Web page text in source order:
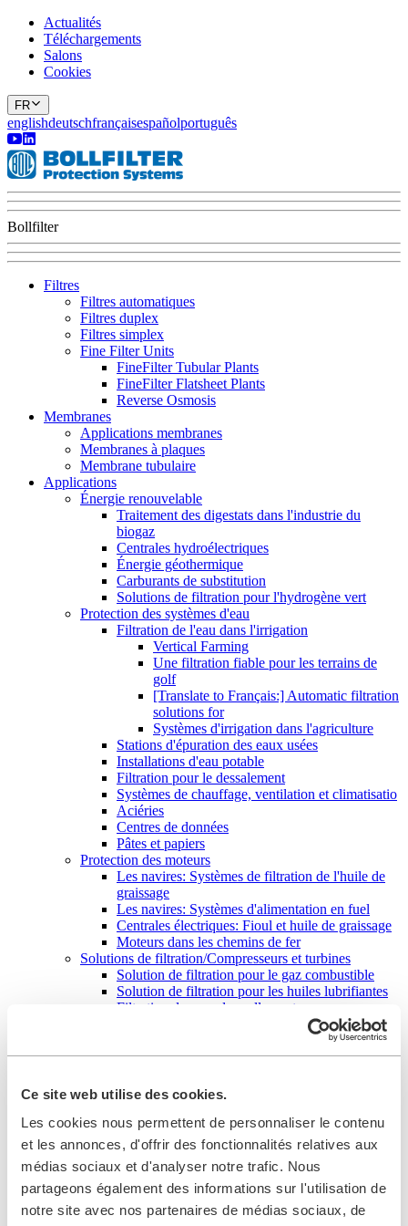
Ce site web utilise des cookies.
Les cookies nous permettent de personnaliser le contenu
et les annonces, d'offrir des fonctionnalités relatives aux
médias sociaux et d'analyser notre trafic. Nous
partageons également des informations sur l'utilisation de
notre site avec nos partenaires de médias sociaux, de
Actualités
Téléchargements
Salons
Cookies
FR
englishdeutschfrançaisespañolportuguês
Bollfilter
Filtres
Filtres automatiques
Filtres duplex
Filtres simplex
Fine Filter Units
FineFilter Tubular Plants
FineFilter Flatsheet Plants
Reverse Osmosis
Membranes
Applications membranes
Membranes à plaques
Membrane tubulaire
Applications
Énergie renouvelable
Traitement des digestats dans l'industrie du
biogaz
Centrales hydroélectriques
Énergie géothermique
Carburants de substitution
Solutions de filtration pour l'hydrogène vert
Protection des systèmes d'eau
Filtration de l'eau dans l'irrigation
Vertical Farming
Une filtration fiable pour les terrains de
golf
[Translate to Français:] Automatic filtration
solutions for
Systèmes d'irrigation dans l'agriculture
Stations d'épuration des eaux usées
Installations d'eau potable
Filtration pour le dessalement
Systèmes de chauffage, ventilation et climatisatio
Aciéries
Centres de données
Pâtes et papiers
Protection des moteurs
Les navires: Systèmes de filtration de l'huile de
graissage
Les navires: Systèmes d'alimentation en fuel
Centrales électriques: Fioul et huile de graissage
Moteurs dans les chemins de fer
Solutions de filtration/Compresseurs et turbines
Solution de filtration pour le gaz combustible
Solution de filtration pour les huiles lubrifiantes
Filtration des gaz de scellement secs
Pièces de rechange
Tamis type panier
Eléments de bougies pour filtres automatiques
Cartouche de filtre
Filtre à chemise
Élément annulaire
Tamis à étoiles
Élément à particules coalescent
Revêtement FouleX pour les éléments filtrants